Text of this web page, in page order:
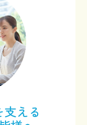
える